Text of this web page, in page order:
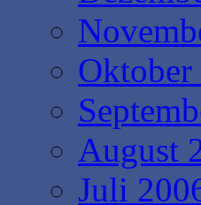
Oktober
August
Juli